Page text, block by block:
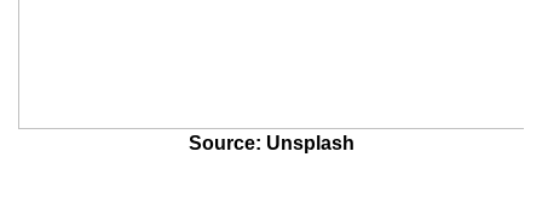
Source: Unsplash